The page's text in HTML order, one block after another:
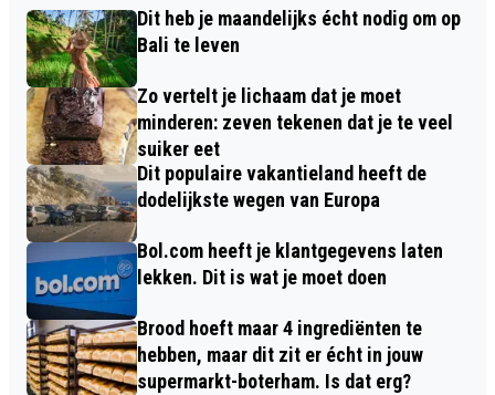
Dit heb je maandelijks écht nodig om op
Bali te leven
Zo vertelt je lichaam dat je moet
minderen: zeven tekenen dat je te veel
suiker eet
Dit populaire vakantieland heeft de
dodelijkste wegen van Europa
Bol.com heeft je klantgegevens laten
lekken. Dit is wat je moet doen
Brood hoeft maar 4 ingrediënten te
hebben, maar dit zit er écht in jouw
supermarkt-boterham. Is dat erg?